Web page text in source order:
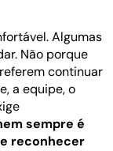
Algumas
Não porque
continuar
a equipe, o
sempre é
reconhecer